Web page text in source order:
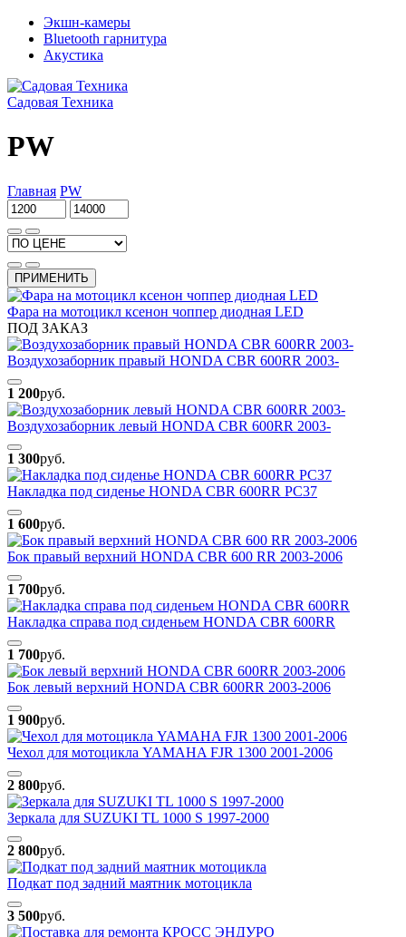
Экшн-камеры
Bluetooth гарнитура
Акустика
Садовая Техника
PW
Главная PW
ПРИМЕНИТЬ
Фара на мотоцикл ксенон чоппер диодная LED
ПОД ЗАКАЗ
Воздухозаборник правый HONDA CBR 600RR 2003-
1 200руб.
Воздухозаборник левый HONDA CBR 600RR 2003-
1 300руб.
Накладка под сиденье HONDA CBR 600RR PC37
1 600руб.
Бок правый верхний HONDA CBR 600 RR 2003-2006
1 700руб.
Накладка справа под сиденьем HONDA CBR 600RR
1 700руб.
Бок левый верхний HONDA CBR 600RR 2003-2006
1 900руб.
Чехол для мотоцикла YAMAHA FJR 1300 2001-2006
2 800руб.
Зеркала для SUZUKI TL 1000 S 1997-2000
2 800руб.
Подкат под задний маятник мотоцикла
3 500руб.